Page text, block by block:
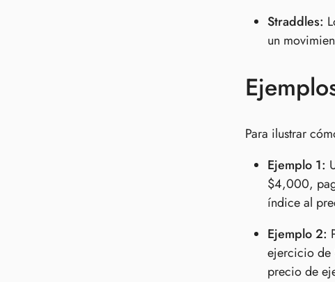
Straddles:
un
Para ilustrar
Ejemplo 1:
$4,000,
índice al
Ejemplo 2:
ejercicio de
precio de